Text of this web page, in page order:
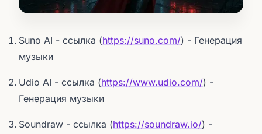
Suno AI - ссылка (https://suno.com/) - Генерация
музыки
Udio AI - ссылка (https://www.udio.com/) -
Генерация музыки
Soundraw - ссылка (https://soundraw.io/) -